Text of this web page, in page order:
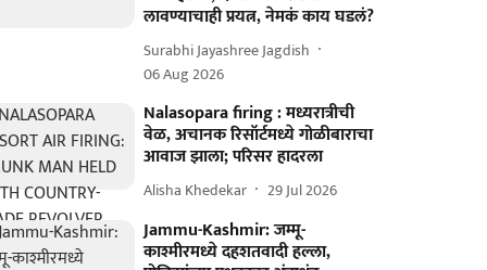
लावण्याचाही प्रयत्न, नेमकं काय घडलं?
Surabhi Jayashree Jagdish
06 Aug 2026
Nalasopara firing : मध्यरात्रीची
वेळ, अचानक रिसॉर्टमध्ये गोळीबाराचा
आवाज झाला; परिसर हादरला
Alisha Khedekar 29 Jul 2026
Jammu-Kashmir: जम्मू-
काश्मीरमध्ये दहशतवादी हल्ला,